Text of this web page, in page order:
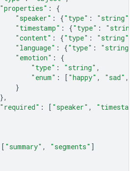
"properties" :
{
"speaker" : {"type" : "string"
"timestamp" : {"type" :
"content" : {"type" : "string"
"language" : {"type" : "string"
"emotion" :
{
"type" : "string" ,
"enum" : [ "happy" , "sad" ,
}
},
"required" : [ "speaker" ,
[ "summary" , "segments" ]